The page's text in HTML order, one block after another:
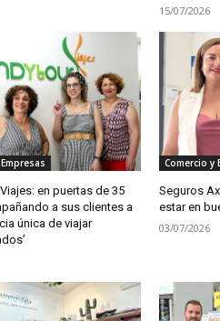
15/07/2026
en puertas de 35
a sus clientes a
única de viajar
Comercio y
Seguros
estar en
03/07/2026